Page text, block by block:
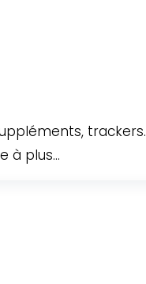
à plus...